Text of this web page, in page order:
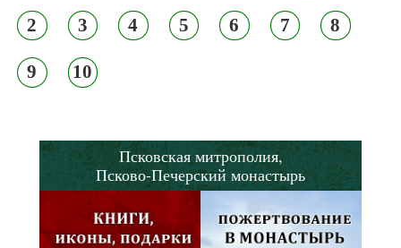
2 3 4 5 6 7 8
9 10
Псковская митрополия,
Псково-Печерский монастырь